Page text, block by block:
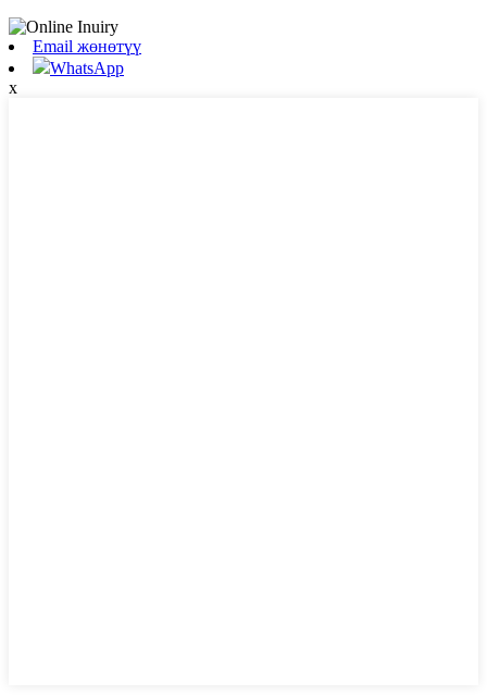
Email жөнөтүү
WhatsApp
x